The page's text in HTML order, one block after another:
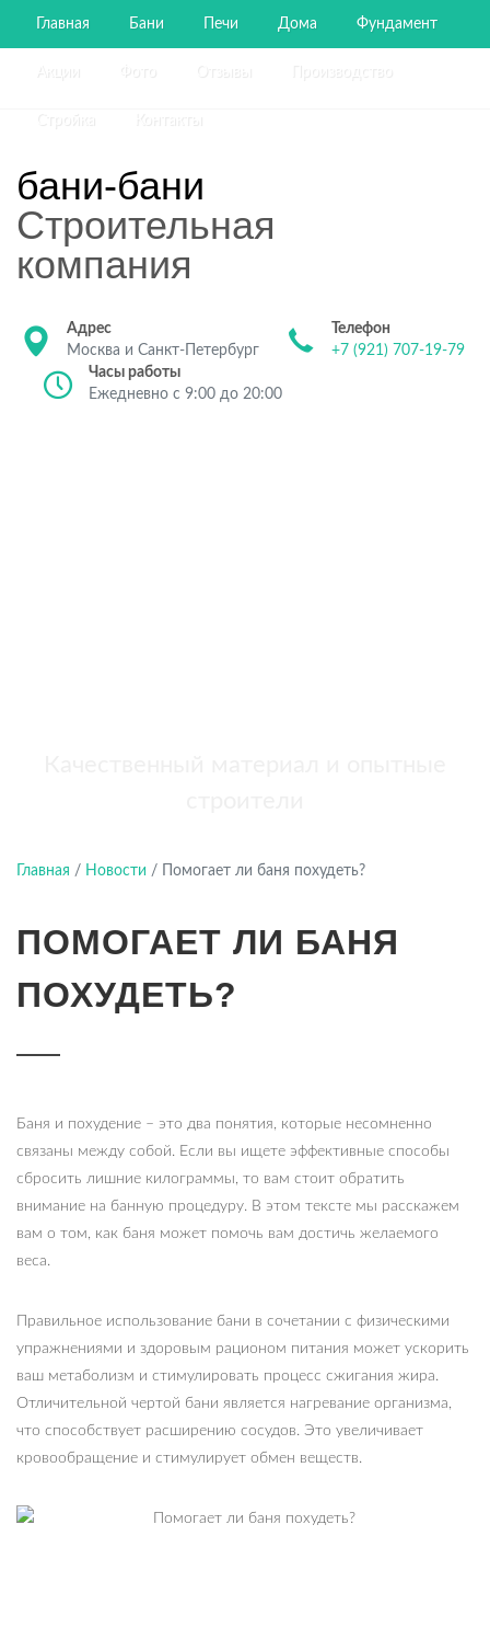
Главная Бани Печи Дома Фундамент
бани-бани
Строительная
компания
Адрес
Москва и Санкт-Петербург
Телефон
+7 (921) 707-19-79
Часы работы
Ежедневно с 9:00 до 20:00
Главная / Новости / Помогает ли баня похудеть?
ПОМОГАЕТ ЛИ БАНЯ
ПОХУДЕТЬ?
Баня и похудение – это два понятия, которые несомненно
связаны между собой. Если вы ищете эффективные способы
сбросить лишние килограммы, то вам стоит обратить
внимание на банную процедуру. В этом тексте мы расскажем
вам о том, как баня может помочь вам достичь желаемого
веса.
Правильное использование бани в сочетании с физическими
упражнениями и здоровым рационом питания может ускорить
ваш метаболизм и стимулировать процесс сжигания жира.
Отличительной чертой бани является нагревание организма,
что способствует расширению сосудов. Это увеличивает
кровообращение и стимулирует обмен веществ.